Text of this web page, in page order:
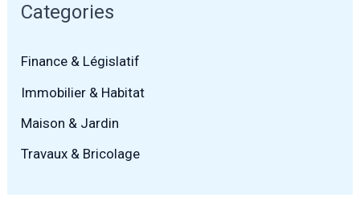
Categories
Finance & Législatif
Immobilier & Habitat
Maison & Jardin
Travaux & Bricolage